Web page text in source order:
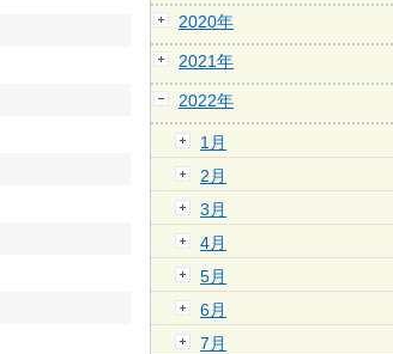
2020年
2021年
2022年
1月
2月
3月
4月
5月
6月
7月